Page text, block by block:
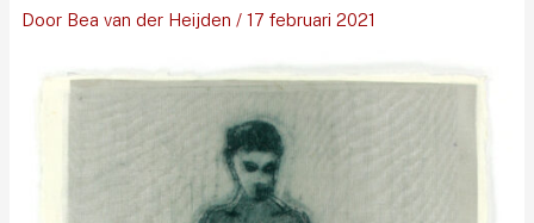
Door Bea van der Heijden / 17 februari 2021